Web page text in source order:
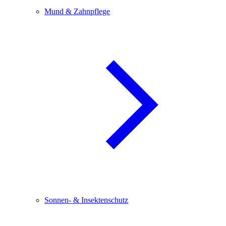
Mund & Zahnpflege
Sonnen- & Insektenschutz